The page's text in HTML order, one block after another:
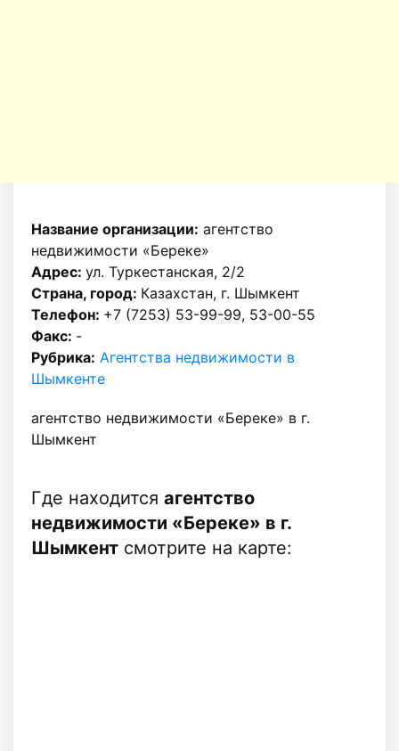
Название организации: агентство
недвижимости «Береке»
Адрес: ул. Туркестанская, 2/2
Страна, город: Казахстан, г. Шымкент
Телефон: +7 (7253) 53-99-99, 53-00-55
Факс: -
Рубрика: Агентства недвижимости в
Шымкенте
агентство недвижимости «Береке» в г.
Шымкент
Где находится агентство
недвижимости «Береке» в г.
Шымкент смотрите на карте: